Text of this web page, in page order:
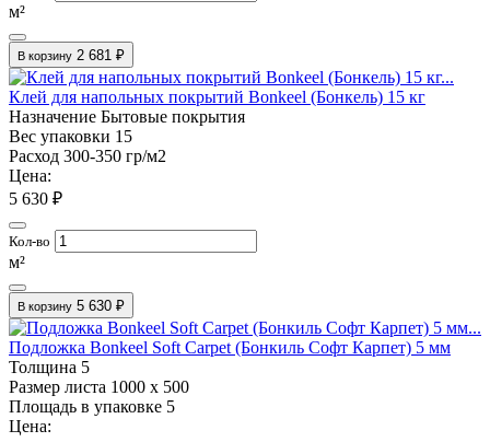
м²
В корзину 2 681 ₽
Клей для напольных покрытий Bonkeel (Бонкель) 15 кг
Назначение Бытовые покрытия
Вес упаковки 15
Расход 300-350 гр/м2
Цена:
5 630 ₽
Кол-во
м²
В корзину 5 630 ₽
Подложка Bonkeel Soft Carpet (Бонкиль Софт Карпет) 5 мм
Толщина 5
Размер листа 1000 х 500
Площадь в упаковке 5
Цена: